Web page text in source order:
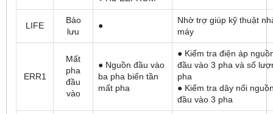
LIFE
Bảo
lưu
●
Nhờ trợ giúp kỹ thuật
máy
ERR1
Mất
pha
đầu
vào
● Nguồn đầu vào
ba pha biến tần
mất pha
● Kiểm tra điện áp
đầu vào 3 pha và số
pha
● Kiểm tra dây nối
đầu vào 3 pha